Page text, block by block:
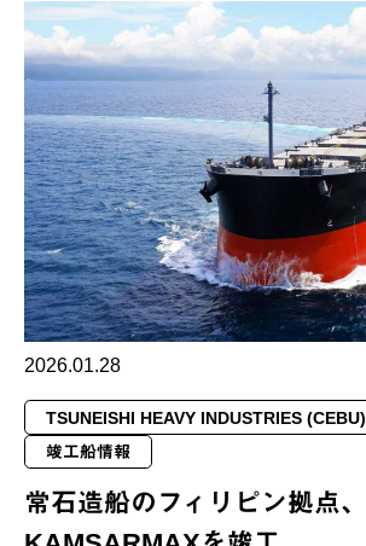
2026.01.28
TSUNEISHI HEAVY INDUSTRIES (CEBU)
竣工船情報
常石造船のフィリピン拠点、